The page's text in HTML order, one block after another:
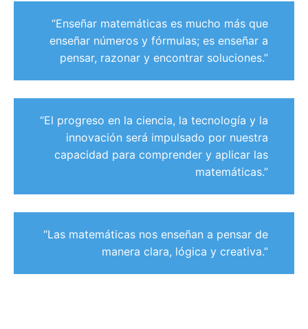
“Enseñar matemáticas es mucho más que
enseñar números y fórmulas; es enseñar a
pensar, razonar y encontrar soluciones.”
“El progreso en la ciencia, la tecnología y la
innovación será impulsado por nuestra
capacidad para comprender y aplicar las
matemáticas.”
“Las matemáticas nos enseñan a pensar de
manera clara, lógica y creativa.”